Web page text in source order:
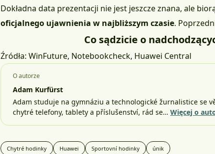
Dokładna data prezentacji nie jest jeszcze znana, ale
oficjalnego ujawnienia w najbliższym czasie.
Co sądzicie o
Źródła: WinFuture, Notebookcheck, Huawei Central
O autorze
Adam Kurfürst
Adam studuje na gymnáziu a technologické žurnalistice se
chytré telefony, tablety a příslušenství, rád se… Więcej o
Chytré hodinky Huawei Sportovní hodinky únik